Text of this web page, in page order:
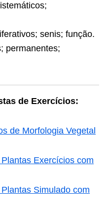
senis; função.
permanentes;
de Exercícios:
de Morfologia Vegetal
Exercícios com
Simulado com